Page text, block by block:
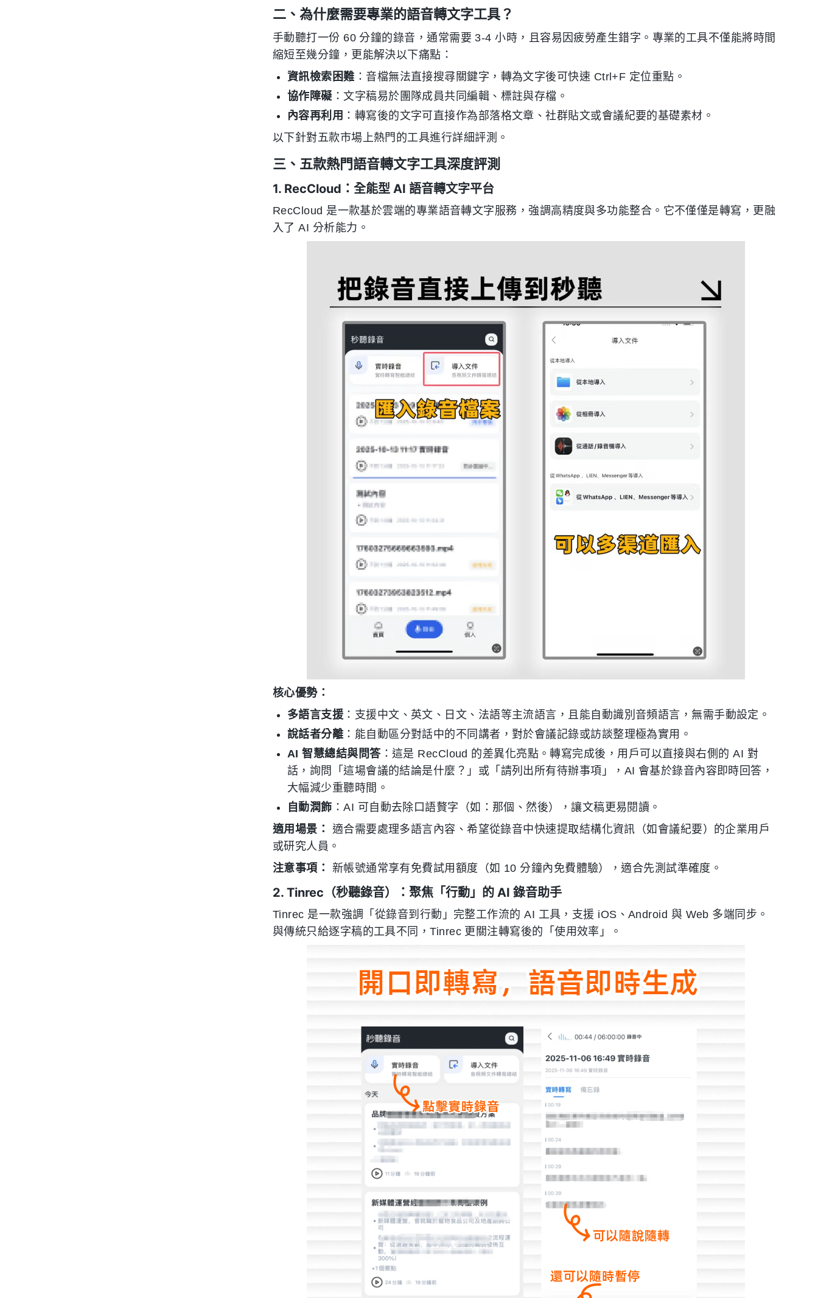
二、為什麼需要專業的語音轉文字工具？
手動聽打一份 60 分鐘的錄音，通常需要 3-4 小時，且容易因疲勞產生錯字。專業的工具不僅能將時間
縮短至幾分鐘，更能解決以下痛點：
資訊檢索困難 ：音檔無法直接搜尋關鍵字，轉為文字後可快速 Ctrl+F 定位重點。
協作障礙：文字稿易於團隊成員共同編輯、標註與存檔。
內容再利用 ：轉寫後的文字可直接作為部落格文章、社群貼文或會議紀要的基礎素材。
以下針對五款市場上熱門的工具進行詳細評測。
三、五款熱門語音轉文字工具深度評測
1. RecCloud：全能型 AI 語音轉文字平台
RecCloud 是一款基於雲端的專業語音轉文字服務，強調高精度與多功能整合。它不僅僅是轉寫，更融
入了 AI 分析能力。
核心優勢：
多語言支援 ：支援中文、英文、日文、法語等主流語言，且能自動識別音頻語言，無需手動設定。
說話者分離 ：能自動區分對話中的不同講者，對於會議記錄或訪談整理極為實用。
AI 智慧總結與問答：這是 RecCloud 的差異化亮點。轉寫完成後，用戶可以直接與右側的 AI 對
話，詢問「這場會議的結論是什麼？」或「請列出所有待辦事項」，AI 會基於錄音內容即時回答，
大幅減少重聽時間。
自動潤飾 ：AI 可自動去除口語贅字（如：那個、然後），讓文稿更易閱讀。
適用場景：
適合需要處理多語言內容、希望從錄音中快速提取結構化資訊（如會議紀要）的企業用戶
或研究人員。
注意事項：
新帳號通常享有免費試用額度（如 10 分鐘內免費體驗），適合先測試準確度。
2. Tinrec（秒聽錄音）：聚焦「行動」的 AI 錄音助手
Tinrec 是一款強調「從錄音到行動」完整工作流的 AI 工具，支援 iOS、Android 與 Web 多端同步。
與傳統只給逐字稿的工具不同，Tinrec 更關注轉寫後的「使用效率」。